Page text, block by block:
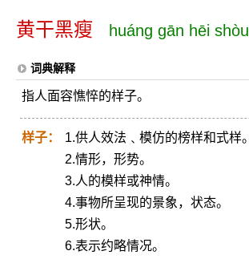
黄干黑瘦 huáng gān hēi shòu
词典解释
指人面容憔悴的样子。
样子：
1.供人效法﹑模仿的榜样和式样。
2.情形，形势。
3.人的模样或神情。
4.事物所呈现的景象，状态。
5.形状。
6.表示约略情况。